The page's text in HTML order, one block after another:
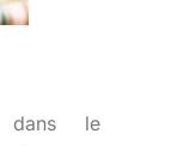
dans le